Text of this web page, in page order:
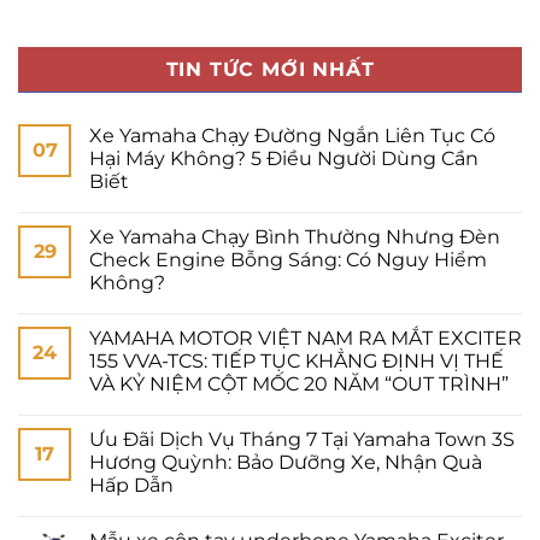
TIN TỨC MỚI NHẤT
07
Xe Yamaha Chạy Đường Ngắn Liên Tục Có
Hại Máy Không? 5 Điều Người Dùng Cần
Biết
29
Xe Yamaha Chạy Bình Thường Nhưng Đèn
Check Engine Bỗng Sáng: Có Nguy Hiểm
Không?
24
YAMAHA MOTOR VIỆT NAM RA MẮT EXCITER
155 VVA-TCS: TIẾP TỤC KHẲNG ĐỊNH VỊ THẾ
VÀ KỶ NIỆM CỘT MỐC 20 NĂM “OUT TRÌNH”
17
Ưu Đãi Dịch Vụ Tháng 7 Tại Yamaha Town 3S
Hương Quỳnh: Bảo Dưỡng Xe, Nhận Quà
Hấp Dẫn